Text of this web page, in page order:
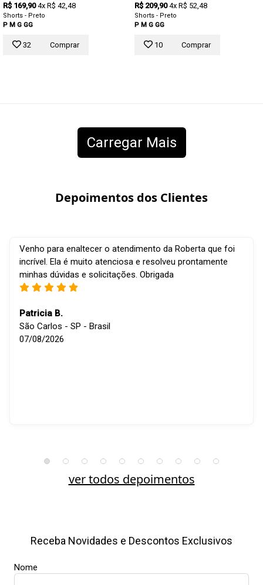
R$ 169,90 4x R$ 42,48
Shorts - Preto
P M G GG
32 Comprar
R$ 209,90 4x R$ 52,48
Shorts - Preto
P M G GG
10 Comprar
Carregar Mais
Depoimentos dos Clientes
Venho para enaltecer o atendimento da Roberta que foi
incrível. Ela é muito atenciosa e resolveu prontamente
minhas dúvidas e solicitações. Obrigada
Patricia B.
São Carlos - SP - Brasil
07/08/2026
ver todos depoimentos
Receba Novidades e Descontos Exclusivos
Nome